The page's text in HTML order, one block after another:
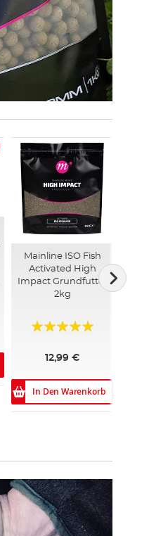
Mainline ISO Fish
Activated High
Impact Grundfutter
2kg
Bewertung:
12,99 €
In Den Warenkorb